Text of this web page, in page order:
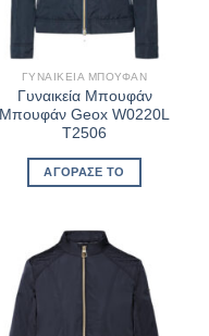
ΓΥΝΑΙΚΕΊΑ ΜΠΟΥΦΆΝ
Γυναικεία Μπουφάν
Μπουφάν Geox W0220L
T2506
ΑΓΌΡΑΣΈ ΤΟ